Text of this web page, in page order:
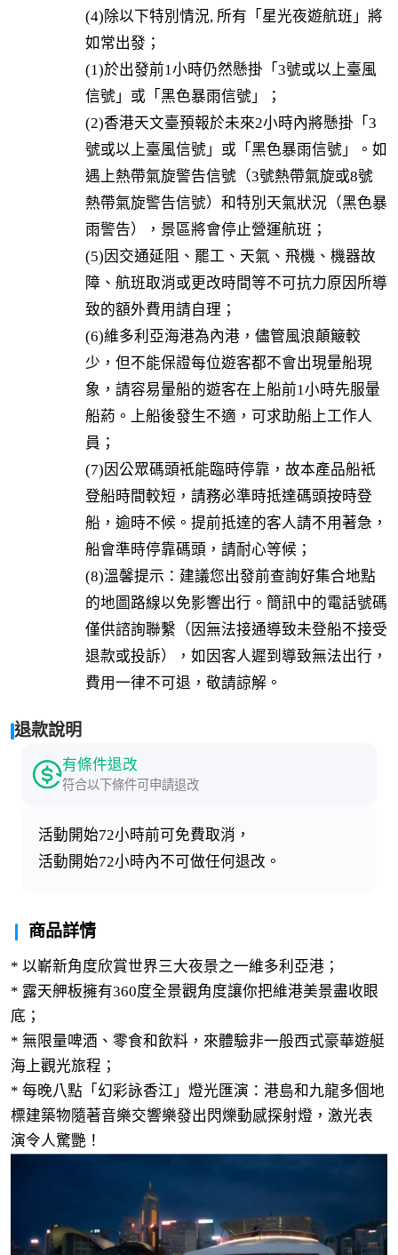
(4)除以下特別情況, 所有「星光夜遊航班」將
如常出發；
(1)於出發前1小時仍然懸掛「3號或以上臺風
信號」或「黑色暴雨信號」；
(2)香港天文臺預報於未來2小時內將懸掛「3
號或以上臺風信號」或「黑色暴雨信號」。如
遇上熱帶氣旋警告信號（3號熱帶氣旋或8號
熱帶氣旋警告信號）和特別天氣狀況（黑色暴
雨警告），景區將會停止營運航班；
(5)因交通延阻、罷工、天氣、飛機、機器故
障、航班取消或更改時間等不可抗力原因所導
致的額外費用請自理；
(6)維多利亞海港為內港，儘管風浪顛簸較
少，但不能保證每位遊客都不會出現暈船現
象，請容易暈船的遊客在上船前1小時先服暈
船葯。上船後發生不適，可求助船上工作人
員；
(7)因公眾碼頭衹能臨時停靠，故本產品船衹
登船時間較短，請務必準時抵達碼頭按時登
船，逾時不候。提前抵達的客人請不用著急，
船會準時停靠碼頭，請耐心等候；
(8)溫馨提示：建議您出發前查詢好集合地點
的地圖路線以免影響出行。簡訊中的電話號碼
僅供諮詢聯繫（因無法接通導致未登船不接受
退款或投訴），如因客人遲到導致無法出行，
費用一律不可退，敬請諒解。
退款說明
有條件退改
符合以下條件可申請退改
活動開始72小時前可免費取消，
活動開始72小時內不可做任何退改。
商品詳情
* 以嶄新角度欣賞世界三大夜景之一維多利亞港；
* 露天舺板擁有360度全景觀角度讓你把維港美景盡收眼
底；
* 無限量啤酒、零食和飲料，來體驗非一般西式豪華遊艇
海上觀光旅程；
* 每晚八點「幻彩詠香江」燈光匯演：港島和九龍多個地
標建築物隨著音樂交響樂發出閃爍動感探射燈，激光表
演令人驚艷！